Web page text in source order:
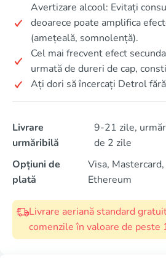
Avertizare alcool: Evitați
deoarece poate amplifica
(amețeală, somnolență).
Cel mai frecvent efect
urmată de dureri de cap,
Ați dori să încercați Detrol
Livrare
urmăribilă
9-21 zile,
de 2 zile
Opțiuni de
plată
Visa,
Ethereum
Livrare aeriană standard
comenzile în valoare de peste